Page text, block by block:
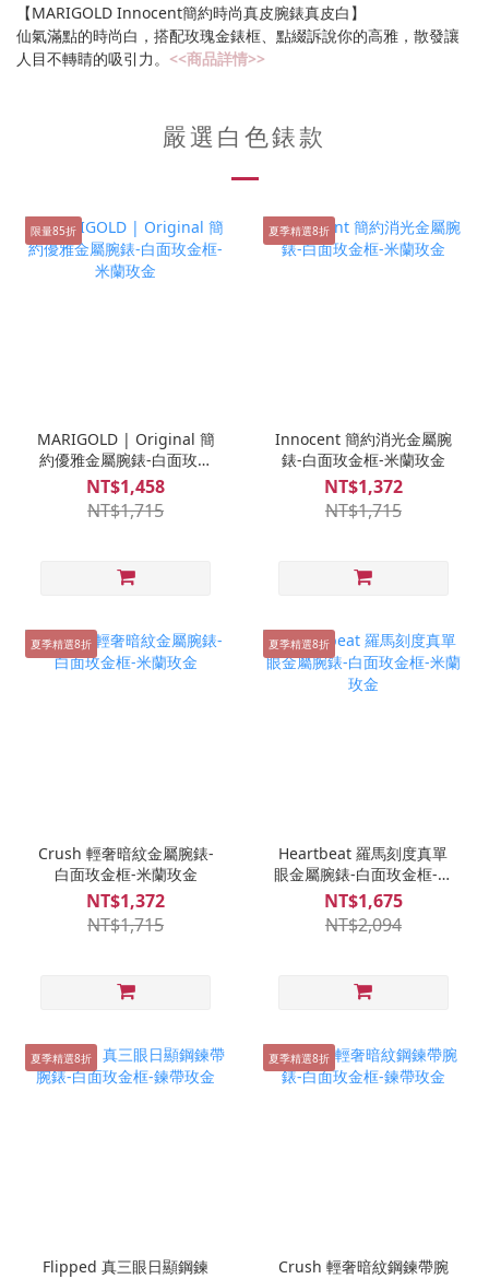
【MARIGOLD Innocent簡約時尚真皮腕錶真皮白】
仙氣滿點的時尚白，搭配玫瑰金錶框、點綴訴說你的高雅，散發讓
人目不轉睛的吸引力。 <<商品詳情>>
嚴選白色錶款
限量85折
MARIGOLD | Original 簡
約優雅金屬腕錶-白面玫金
框-米蘭玫金
NT$1,458
NT$1,715
夏季精選8折
Innocent 簡約消光金屬腕
錶-白面玫金框-米蘭玫金
NT$1,372
NT$1,715
夏季精選8折
Crush 輕奢暗紋金屬腕錶-
白面玫金框-米蘭玫金
NT$1,372
NT$1,715
夏季精選8折
Heartbeat 羅馬刻度真單
眼金屬腕錶-白面玫金框-米
蘭玫金
NT$1,675
NT$2,094
夏季精選8折
Flipped 真三眼日顯鋼鍊
夏季精選8折
Crush 輕奢暗紋鋼鍊帶腕